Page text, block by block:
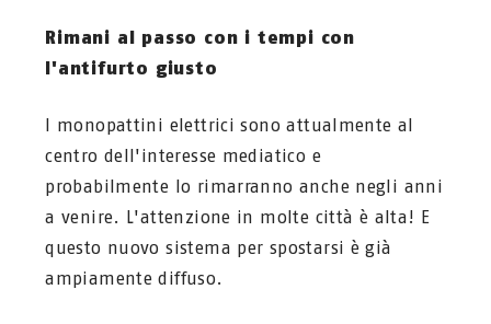
Rimani al passo con i tempi con
l'antifurto giusto
I monopattini elettrici sono attualmente al
centro dell'interesse mediatico e
probabilmente lo rimarranno anche negli anni
a venire. L'attenzione in molte città è alta! E
questo nuovo sistema per spostarsi è già
ampiamente diffuso.